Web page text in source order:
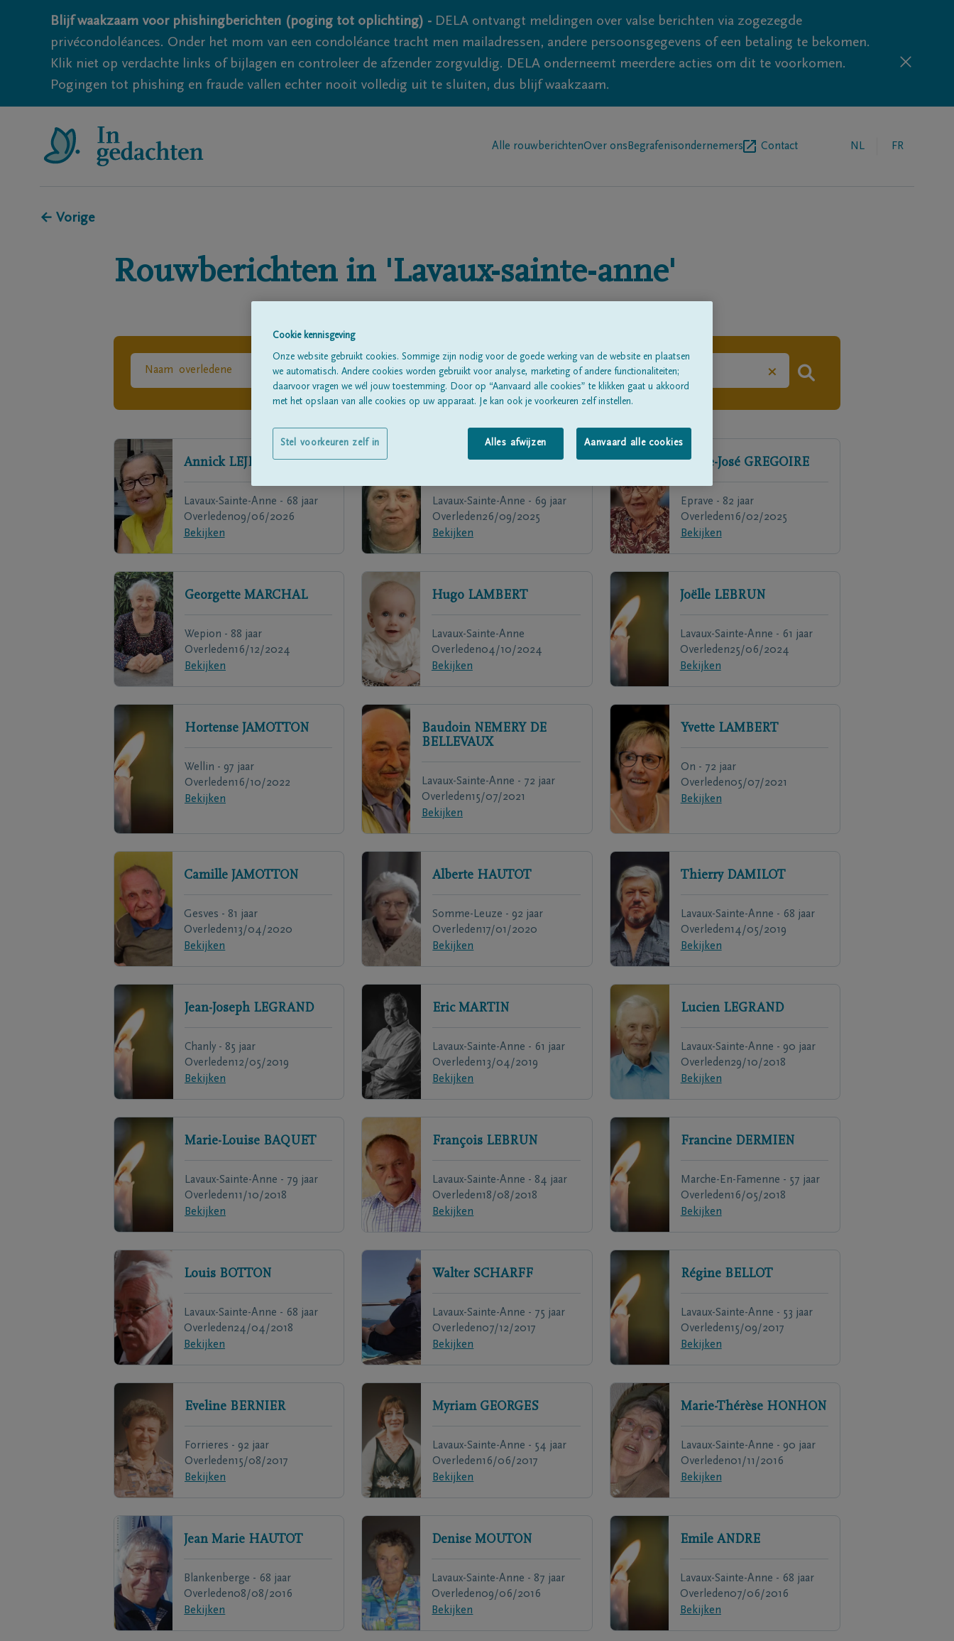
Blijf waakzaam voor phishingberichten (poging tot oplichting) - DELA ontvangt meldingen over valse berichten via zogezegde
privécondoléances. Onder het mom van een condoléance tracht men mailadressen, andere persoonsgegevens of een betaling te bekomen.
Klik niet op verdachte links of bijlagen en controleer de afzender zorgvuldig. DELA onderneemt meerdere acties om dit te voorkomen.
Pogingen tot phishing en fraude vallen echter nooit volledig uit te sluiten, dus blijf waakzaam.
Alle rouwberichtenOver ons Begrafenisondernemers Contact NL FR
← Vorige
Rouwberichten in 'Lavaux-sainte-anne'
×
Annick LEJEUNE
Lavaux-Sainte-Anne - 68 jaar
Overleden09/06/2026
Bekijken
Josette LEBRUN
Lavaux-Sainte-Anne - 69 jaar
Overleden26/09/2025
Bekijken
Marie-José GREGOIRE
Eprave - 82 jaar
Overleden16/02/2025
Bekijken
Georgette MARCHAL
Wepion - 88 jaar
Overleden16/12/2024
Bekijken
Hugo LAMBERT
Lavaux-Sainte-Anne
Overleden04/10/2024
Bekijken
Joëlle LEBRUN
Lavaux-Sainte-Anne - 61 jaar
Overleden25/06/2024
Bekijken
Hortense JAMOTTON
Wellin - 97 jaar
Overleden16/10/2022
Bekijken
Baudoin NEMERY DE
BELLEVAUX
Lavaux-Sainte-Anne - 72 jaar
Overleden15/07/2021
Bekijken
Yvette LAMBERT
On - 72 jaar
Overleden05/07/2021
Bekijken
Camille JAMOTTON
Gesves - 81 jaar
Overleden13/04/2020
Bekijken
Alberte HAUTOT
Somme-Leuze - 92 jaar
Overleden17/01/2020
Bekijken
Thierry DAMILOT
Lavaux-Sainte-Anne - 68 jaar
Overleden14/05/2019
Bekijken
Jean-Joseph LEGRAND
Chanly - 85 jaar
Overleden12/05/2019
Bekijken
Eric MARTIN
Lavaux-Sainte-Anne - 61 jaar
Overleden13/04/2019
Bekijken
Lucien LEGRAND
Lavaux-Sainte-Anne - 90 jaar
Overleden29/10/2018
Bekijken
Marie-Louise BAQUET
Lavaux-Sainte-Anne - 79 jaar
Overleden11/10/2018
Bekijken
François LEBRUN
Lavaux-Sainte-Anne - 84 jaar
Overleden18/08/2018
Bekijken
Francine DERMIEN
Marche-En-Famenne - 57 jaar
Overleden16/05/2018
Bekijken
Louis BOTTON
Lavaux-Sainte-Anne - 68 jaar
Overleden24/04/2018
Bekijken
Walter SCHARFF
Lavaux-Sainte-Anne - 75 jaar
Overleden07/12/2017
Bekijken
Régine BELLOT
Lavaux-Sainte-Anne - 53 jaar
Overleden15/09/2017
Bekijken
Eveline BERNIER
Forrieres - 92 jaar
Overleden15/08/2017
Bekijken
Myriam GEORGES
Lavaux-Sainte-Anne - 54 jaar
Overleden16/06/2017
Bekijken
Marie-Thérèse HONHON
Lavaux-Sainte-Anne - 90 jaar
Overleden01/11/2016
Bekijken
Jean Marie HAUTOT
Blankenberge - 68 jaar
Overleden08/08/2016
Bekijken
Denise MOUTON
Lavaux-Sainte-Anne - 87 jaar
Overleden09/06/2016
Bekijken
Emile ANDRE
Lavaux-Sainte-Anne - 68 jaar
Overleden07/06/2016
Bekijken
Cookie kennisgeving
Onze website gebruikt cookies. Sommige zijn nodig voor de goede werking van de website en plaatsen
we automatisch. Andere cookies worden gebruikt voor analyse, marketing of andere functionaliteiten;
daarvoor vragen we wél jouw toestemming. Door op “Aanvaard alle cookies” te klikken gaat u akkoord
met het opslaan van alle cookies op uw apparaat. Je kan ook je voorkeuren zelf instellen.
Alles afwijzen Aanvaard alle cookies
Stel voorkeuren zelf in